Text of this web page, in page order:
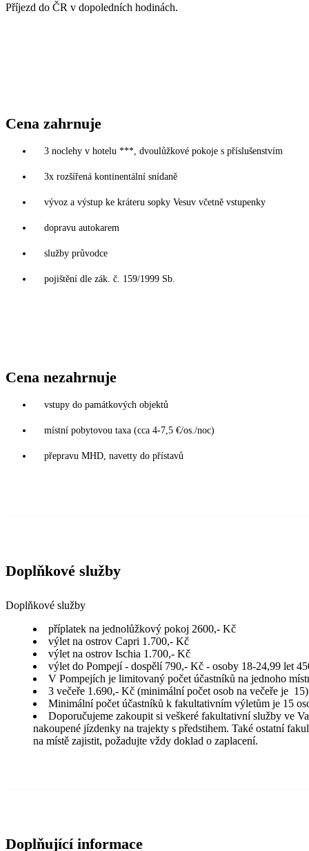
Příjezd do ČR v dopoledních hodinách.
Cena zahrnuje
3 noclehy v hotelu ***, dvoulůžkové pokoje s příslušenstvím
3x rozšířená kontinentální snídaně
vývoz a výstup ke kráteru sopky Vesuv včetně vstupenky
dopravu autokarem
služby průvodce
pojištění dle zák. č. 159/1999 Sb.
Cena nezahrnuje
vstupy do památkových objektů
místní pobytovou taxa (cca 4-7,5 €/os./noc)
přepravu MHD, navetty do přístavů
Doplňkové služby
Doplňkové služby
příplatek na jednolůžkový pokoj 2600,- Kč
výlet na ostrov Capri 1.700,- Kč
výlet na ostrov Ischia 1.700,- Kč
výlet do Pompejí - dospělí 790,- Kč - osoby 18-24,99 let
V Pompejích je limitovaný počet účastníků na jednoho
3 večeře 1.690,- Kč (minimální počet osob na večeře je 15)
Minimální počet účastníků k fakultativním výletům je 15
Doporučujeme zakoupit si veškeré fakultativní služby ve
nakoupené jízdenky na trajekty s předstihem. Také ostatní
na místě zajistit, požadujte vždy doklad o zaplacení.
Doplňující informace